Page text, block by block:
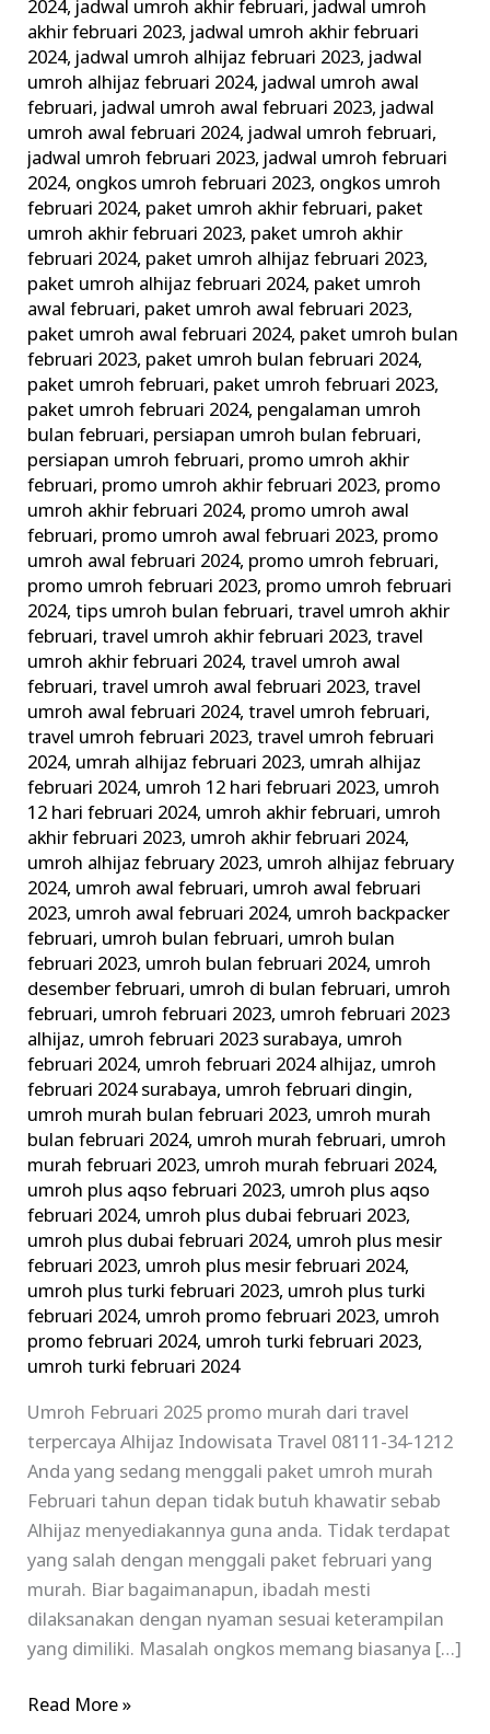
2024, jadwal umroh akhir februari, jadwal umroh
akhir februari 2023, jadwal umroh akhir februari
2024, jadwal umroh alhijaz februari 2023, jadwal
umroh alhijaz februari 2024, jadwal umroh awal
februari, jadwal umroh awal februari 2023, jadwal
umroh awal februari 2024, jadwal umroh februari,
jadwal umroh februari 2023, jadwal umroh februari
2024, ongkos umroh februari 2023, ongkos umroh
februari 2024, paket umroh akhir februari, paket
umroh akhir februari 2023, paket umroh akhir
februari 2024, paket umroh alhijaz februari 2023,
paket umroh alhijaz februari 2024, paket umroh
awal februari, paket umroh awal februari 2023,
paket umroh awal februari 2024, paket umroh bulan
februari 2023, paket umroh bulan februari 2024,
paket umroh februari, paket umroh februari 2023,
paket umroh februari 2024, pengalaman umroh
bulan februari, persiapan umroh bulan februari,
persiapan umroh februari, promo umroh akhir
februari, promo umroh akhir februari 2023, promo
umroh akhir februari 2024, promo umroh awal
februari, promo umroh awal februari 2023, promo
umroh awal februari 2024, promo umroh februari,
promo umroh februari 2023, promo umroh februari
2024,tips umroh bulan februari,travel umroh akhir
februari,travel umroh akhir februari 2023,travel
umroh akhir februari 2024,travel umroh awal
februari,travel umroh awal februari 2023,travel
umroh awal februari 2024,travel umroh februari,
travel umroh februari 2023,travel umroh februari
2024, umrah alhijaz februari 2023, umrah alhijaz
februari 2024, umroh 12 hari februari 2023, umroh
12 hari februari 2024, umroh akhir februari, umroh
akhir februari 2023, umroh akhir februari 2024,
umroh alhijaz february 2023, umroh alhijaz february
2024, umroh awal februari, umroh awal februari
2023, umroh awal februari 2024, umroh backpacker
februari, umroh bulan februari, umroh bulan
februari 2023, umroh bulan februari 2024, umroh
desember februari, umroh di bulan februari, umroh
februari, umroh februari 2023, umroh februari 2023
alhijaz, umroh februari 2023 surabaya, umroh
februari 2024, umroh februari 2024 alhijaz, umroh
februari 2024 surabaya, umroh februari dingin,
umroh murah bulan februari 2023, umroh murah
bulan februari 2024, umroh murah februari, umroh
murah februari 2023, umroh murah februari 2024,
umroh plus aqso februari 2023, umroh plus aqso
februari 2024, umroh plus dubai februari 2023,
umroh plus dubai februari 2024, umroh plus mesir
februari 2023, umroh plus mesir februari 2024,
umroh plus turki februari 2023, umroh plus turki
februari 2024, umroh promo februari 2023, umroh
promo februari 2024, umroh turki februari 2023,
umroh turki februari 2024
Umroh Februari 2025 promo murah dari travel
terpercaya Alhijaz Indowisata Travel 08111-34-1212
Anda yang sedang menggali paket umroh murah
Februari tahun depan tidak butuh khawatir sebab
Alhijaz menyediakannya guna anda. Tidak terdapat
yang salah dengan menggali paket februari yang
murah. Biar bagaimanapun, ibadah mesti
dilaksanakan dengan nyaman sesuai keterampilan
yang dimiliki. Masalah ongkos memang biasanya […]
Read More »